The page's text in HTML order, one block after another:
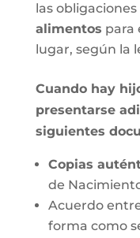
las obligaciones
alimentos para
lugar, según la
Cuando hay
presentarse
siguientes
Copias
de
Acuerdo
forma como